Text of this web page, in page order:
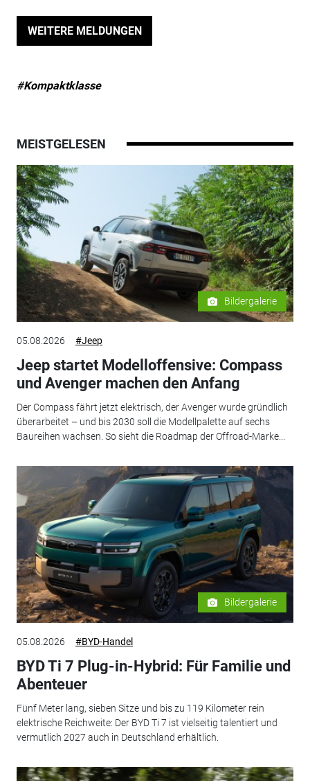
WEITERE MELDUNGEN
#Kompaktklasse
MEISTGELESEN
Bildergalerie
05.08.2026 #Jeep
Jeep startet Modelloffensive: Compass
und Avenger machen den Anfang
Der Compass fährt jetzt elektrisch, der Avenger wurde gründlich
überarbeitet – und bis 2030 soll die Modellpalette auf sechs
Baureihen wachsen. So sieht die Roadmap der Offroad-Marke...
Bildergalerie
05.08.2026 #BYD-Handel
BYD Ti 7 Plug-in-Hybrid: Für Familie und
Abenteuer
Fünf Meter lang, sieben Sitze und bis zu 119 Kilometer rein
elektrische Reichweite: Der BYD Ti 7 ist vielseitig talentiert und
vermutlich 2027 auch in Deutschland erhältlich.